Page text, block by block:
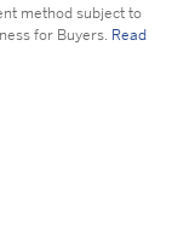
method subject to
for Buyers. Read